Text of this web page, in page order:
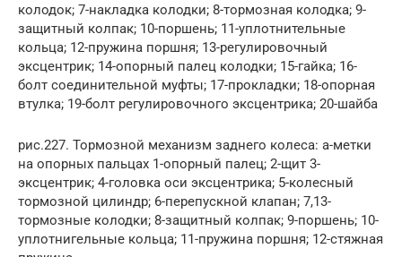
колодок; 7-накладка колодки; 8-тормозная колодка; 9-
защитный колпак; 10-поршень; 11-уплотнительные
кольца; 12-пружина поршня; 13-регулировочный
эксцентрик; 14-опорный палец колодки; 15-гайка; 16-
болт соединительной муфты; 17-прокладки; 18-опорная
втулка; 19-болт регулировочного эксцентрика; 20-шайба
рис.227. Тормозной механизм заднего колеса: а-метки
на опорных пальцах 1-опорный палец; 2-щит 3-
эксцентрик; 4-головка оси эксцентрика; 5-колесный
тормозной цилиндр; 6-перепускной клапан; 7,13-
тормозные колодки; 8-защитный колпак; 9-поршень; 10-
уплотнигельные кольца; 11-пружина поршня; 12-стяжная